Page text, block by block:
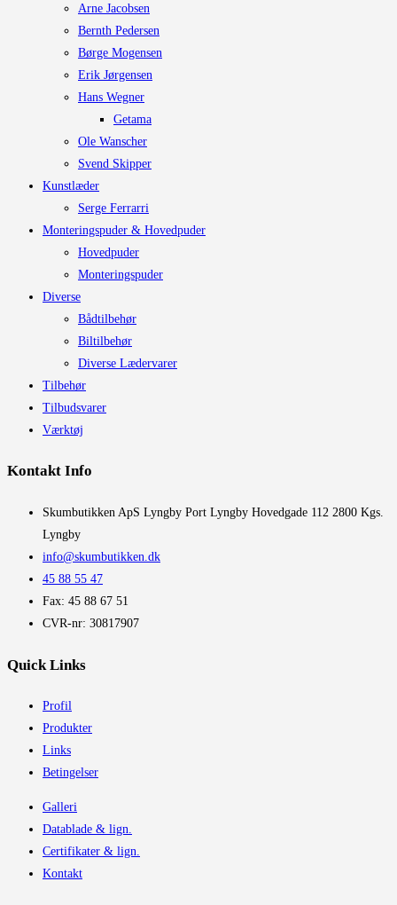
Arne Jacobsen
Bernth Pedersen
Børge Mogensen
Erik Jørgensen
Hans Wegner
Getama
Ole Wanscher
Svend Skipper
Kunstlæder
Serge Ferrarri
Monteringspuder & Hovedpuder
Hovedpuder
Monteringspuder
Diverse
Bådtilbehør
Biltilbehør
Diverse Lædervarer
Tilbehør
Tilbudsvarer
Værktøj
Kontakt Info
​Skumbutikken ApS Lyngby Port Lyngby Hovedgade 112 2800 Kgs.
Lyngby
info@skumbutikken.dk
45 88 55 47
Fax: 45 88 67 51
CVR-nr: 30817907
Quick Links
Profil
Produkter
Links
Betingelser
Galleri
Datablade & lign.
Certifikater & lign.
Kontakt